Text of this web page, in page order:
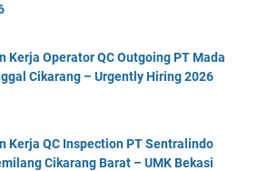
Kerja Operator QC Outgoing PT Mada
Cikarang – Urgently Hiring 2026
Kerja QC Inspection PT Sentralindo
Cikarang Barat – UMK Bekasi